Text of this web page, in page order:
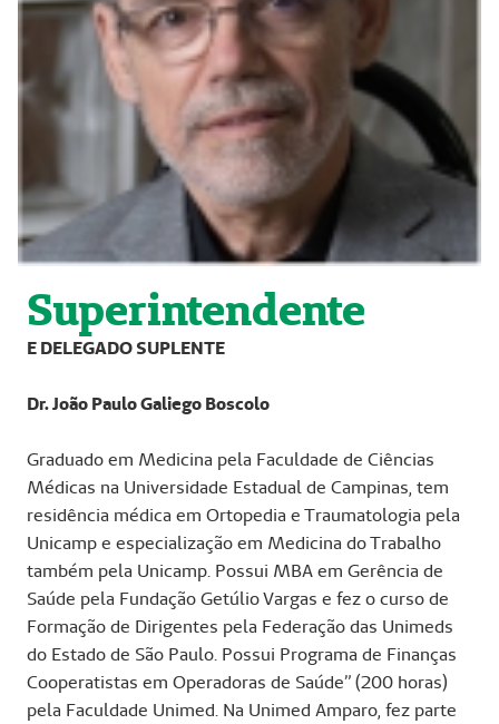
Superintendente
E DELEGADO SUPLENTE
Dr. João Paulo Galiego Boscolo
Graduado em Medicina pela Faculdade de Ciências
Médicas na Universidade Estadual de Campinas, tem
residência médica em Ortopedia e Traumatologia pela
Unicamp e especialização em Medicina do Trabalho
também pela Unicamp. Possui MBA em Gerência de
Saúde pela Fundação Getúlio Vargas e fez o curso de
Formação de Dirigentes pela Federação das Unimeds
do Estado de São Paulo. Possui Programa de Finanças
Cooperatistas em Operadoras de Saúde” (200 horas)
pela Faculdade Unimed. Na Unimed Amparo, fez parte